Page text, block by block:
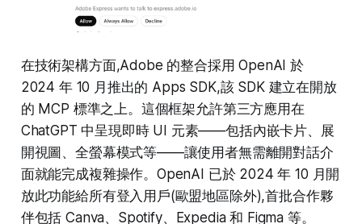
在技術架構方面,Adobe 的整合採用 OpenAI 於
2024 年 10 月推出的 Apps SDK,該 SDK 建立在開放
的 MCP 標準之上。這個框架允許第三方應用在
ChatGPT 中呈現即時 UI 元素——包括內嵌卡片、展
開視圖、全螢幕模式等——讓使用者無需離開對話介
面就能完成複雜操作。OpenAI 已於 2024 年 10 月開
放此功能給所有登入用戶(歐盟地區除外),首批合作夥
伴包括 Canva、Spotify、Expedia 和 Figma 等。​